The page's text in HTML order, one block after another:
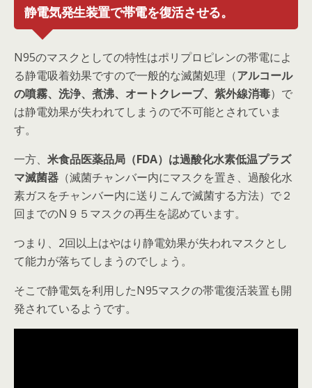
静電気発生装置で帯電を復活させる。
N95のマスクとしての特性はポリプロピレンの帯電によ
る静電吸着効果ですので一般的な滅菌処理（アルコール
の噴霧、洗浄、煮沸、オートクレーブ、紫外線消毒）で
は静電効果が失われてしまうので不可能とされていま
す。
一方、 米食品医薬品局（FDA）は過酸化水素低温プラズ
マ滅菌器 （滅菌チャンバー内にマスクを置き、過酸化水
素ガスをチャンバー内に送りこんで滅菌する方法）で２
回までのN９５マスクの再生を認めています。
つまり、2回以上はやはり静電効果が失われマスクとし
て能力が落ちてしまうのでしょう。
そこで静電気を利用したN95マスクの帯電復活装置も開
発されているようです。